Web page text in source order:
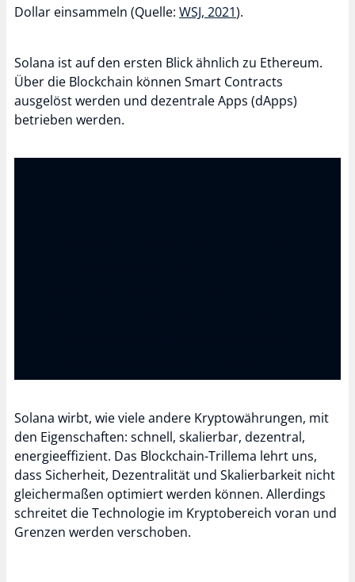
Dollar einsammeln (Quelle: WSJ, 2021).
Solana ist auf den ersten Blick ähnlich zu Ethereum.
Über die Blockchain können Smart Contracts
ausgelöst werden und dezentrale Apps (dApps)
betrieben werden.
zugesendet wird.
(z.B. in der AWS Cloud) laufen,
sondern auf verschiedenen Servern,
die im Besitz verschiedener
Personen sind. Dies kann unter
anderem zu einer höheren Sicherheit
führen sowie zu einer
Solana wirbt, wie viele andere Kryptowährungen, mit
den Eigenschaften: schnell, skalierbar, dezentral,
energieeffizient. Das Blockchain-Trillema lehrt uns,
dass Sicherheit, Dezentralität und Skalierbarkeit nicht
gleichermaßen optimiert werden können. Allerdings
schreitet die Technologie im Kryptobereich voran und
Grenzen werden verschoben.